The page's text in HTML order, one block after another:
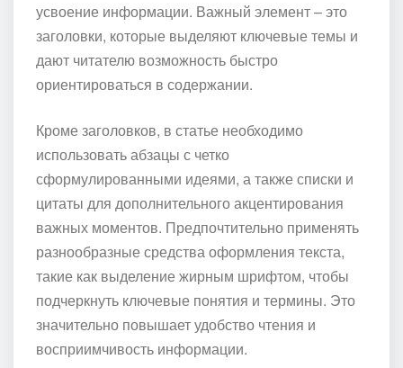
усвоение информации. Важный элемент – это
заголовки, которые выделяют ключевые темы и
дают читателю возможность быстро
ориентироваться в содержании.
Кроме заголовков, в статье необходимо
использовать абзацы с четко
сформулированными идеями, а также списки и
цитаты для дополнительного акцентирования
важных моментов. Предпочтительно применять
разнообразные средства оформления текста,
такие как выделение жирным шрифтом, чтобы
подчеркнуть ключевые понятия и термины. Это
значительно повышает удобство чтения и
восприимчивость информации.